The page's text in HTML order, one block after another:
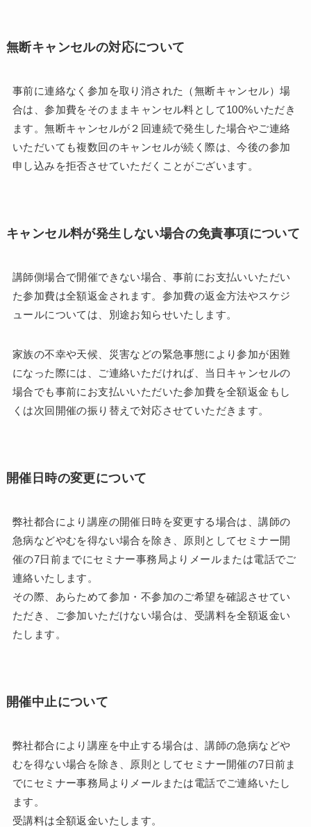
無断キャンセルの対応について
事前に連絡なく参加を取り消された（無断キャンセル）場
合は、参加費をそのままキャンセル料として100%いただき
ます。無断キャンセルが２回連続で発生した場合やご連絡
いただいても複数回のキャンセルが続く際は、今後の参加
申し込みを拒否させていただくことがございます。
キャンセル料が発生しない場合の免責事項について
講師側場合で開催できない場合、事前にお支払いいただい
た参加費は全額返金されます。参加費の返金方法やスケジ
ュールについては、別途お知らせいたします。
家族の不幸や天候、災害などの緊急事態により参加が困難
になった際には、ご連絡いただければ、当日キャンセルの
場合でも事前にお支払いいただいた参加費を全額返金もし
くは次回開催の振り替えで対応させていただきます。
開催日時の変更について
弊社都合により講座の開催日時を変更する場合は、講師の
急病などやむを得ない場合を除き、原則としてセミナー開
催の7日前までにセミナー事務局よりメールまたは電話でご
連絡いたします。
その際、あらためて参加・不参加のご希望を確認させてい
ただき、ご参加いただけない場合は、受講料を全額返金い
たします。
開催中止について
弊社都合により講座を中止する場合は、講師の急病などや
むを得ない場合を除き、原則としてセミナー開催の7日前ま
でにセミナー事務局よりメールまたは電話でご連絡いたし
ます。
受講料は全額返金いたします。